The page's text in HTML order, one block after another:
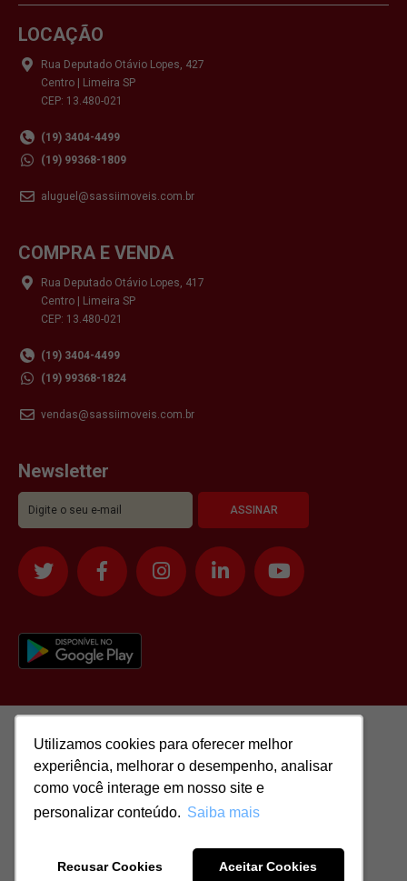
Utilizamos cookies para oferecer melhor
experiência, melhorar o desempenho, analisar
como você interage em nosso site e
personalizar conteúdo. Saiba mais
Recusar Cookies Aceitar Cookies
Utilizamos cookies para oferecer melhor
experiência, melhorar o desempenho, analisar
como você interage em nosso site e
personalizar conteúdo. Saiba mais
Recusar Cookies Aceitar Cookies
LOCAÇÃO
Rua Deputado Otávio Lopes, 427
Centro | Limeira SP
CEP: 13.480-021
(19) 3404-4499
(19) 99368-1809
aluguel@sassiimoveis.com.br
COMPRA E VENDA
Rua Deputado Otávio Lopes, 417
Centro | Limeira SP
CEP: 13.480-021
(19) 3404-4499
(19) 99368-1824
vendas@sassiimoveis.com.br
Newsletter
51.417.293/0001-48 | CRECI: J-04970/1